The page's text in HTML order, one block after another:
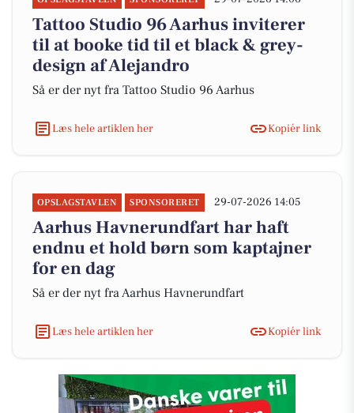
Tattoo Studio 96 Aarhus inviterer
til at booke tid til et black & grey-
design af Alejandro
Så er der nyt fra Tattoo Studio 96 Aarhus
Læs hele artiklen her Kopiér link
OPSLAGSTAVLEN SPONSORERET 29-07-2026 14:05
Aarhus Havnerundfart har haft
endnu et hold børn som kaptajner
for en dag
Så er der nyt fra Aarhus Havnerundfart
Læs hele artiklen her Kopiér link